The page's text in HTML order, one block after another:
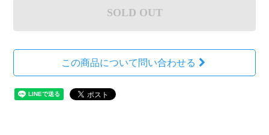
SOLD OUT
この商品について問い合わせる